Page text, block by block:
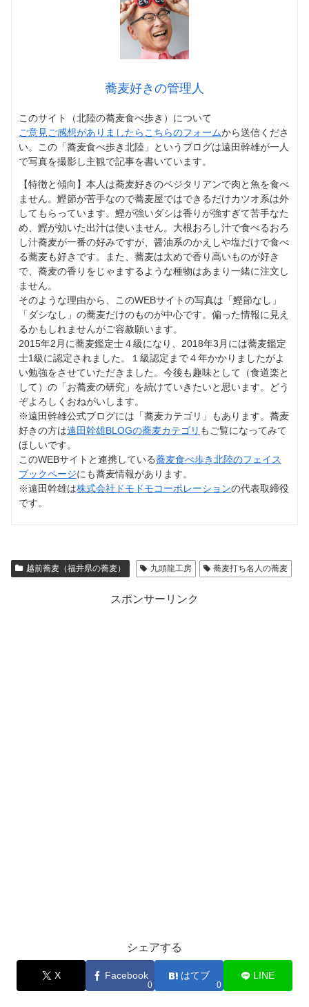
蕎麦好きの管理人
このサイト（北陸の蕎麦食べ歩き）について
ご意見ご感想がありましたらこちらのフォームから送信くださ
い。この「蕎麦食べ歩き北陸」というブログは遠田幹雄が一人
で写真を撮影し主観で記事を書いています。
【特徴と傾向】本人は蕎麦好きのベジタリアンで肉と魚を食べ
ません。鰹節が苦手なので蕎麦屋ではできるだけカツオ系は外
してもらっています。鰹が強いダシは香りが強すぎて苦手なた
め、鰹が効いた出汁は使いません。大根おろし汁で食べるおろ
し汁蕎麦が一番の好みですが、醤油系のかえしや塩だけで食べ
る蕎麦も好きです。また、蕎麦は太めで香り高いものが好き
で、蕎麦の香りをじゃまするような種物はあまり一緒に注文し
ません。
そのような理由から、このWEBサイトの写真は「鰹節なし」
「ダシなし」の蕎麦だけのものが中心です。偏った情報に見え
るかもしれませんがご容赦願います。
2015年2月に蕎麦鑑定士４級になり、2018年3月には蕎麦鑑定
士1級に認定されました。１級認定まで４年かかりましたがよ
い勉強をさせていただきました。今後も趣味として（食道楽と
して）の「お蕎麦の研究」を続けていきたいと思います。どう
ぞよろしくおねがいします。
※遠田幹雄公式ブログには「蕎麦カテゴリ」もあります。蕎麦
好きの方は遠田幹雄BLOGの蕎麦カテゴリ もご覧になってみて
ほしいです。
このWEBサイトと連携している蕎麦食べ歩き北陸のフェイス
ブックページにも蕎麦情報があります。
※遠田幹雄は株式会社ドモドモコーポレーションの代表取締役
です。
越前蕎麦（福井県の蕎麦） 九頭龍工房 蕎麦打ち名人の蕎麦
スポンサーリンク
シェアする
X Facebook
0
はてブ
0
LINE